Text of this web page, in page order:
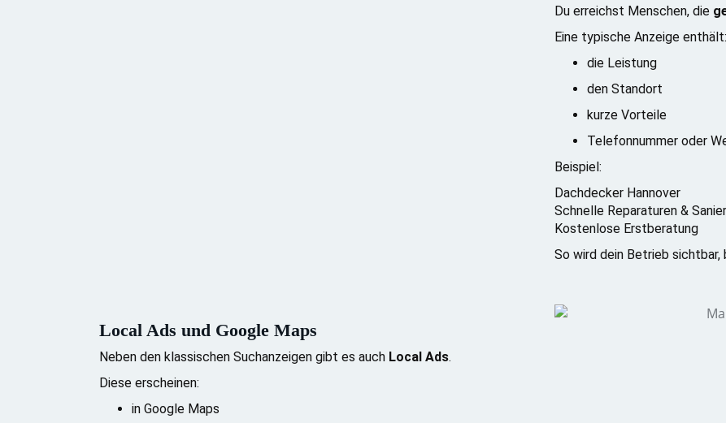
Du erreichst Menschen, die
Eine typische Anzeige enthält:
die Leistung
den Standort
kurze Vorteile
Telefonnummer oder
Beispiel:
Dachdecker Hannover
Schnelle Reparaturen &
Kostenlose Erstberatung
So wird dein Betrieb sichtbar,
Local Ads und Google Maps
Neben den klassischen Suchanzeigen gibt es auch Local Ads.
Diese erscheinen:
in Google Maps